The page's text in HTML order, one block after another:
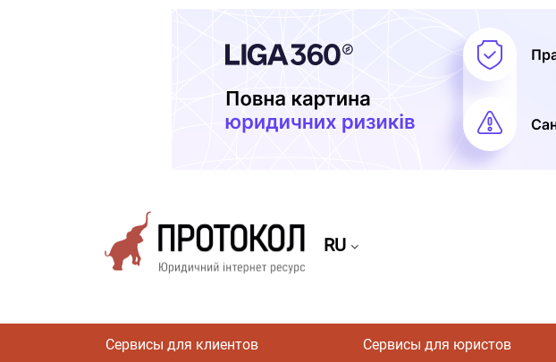
RU
Сервисы для клиентов Сервисы для юристов